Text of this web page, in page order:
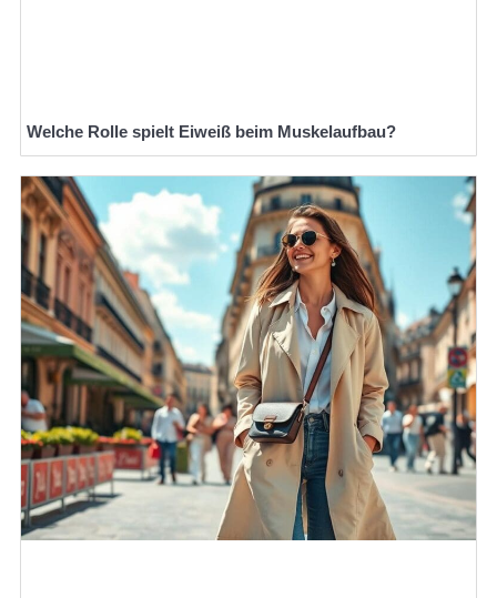
Welche Rolle spielt Eiweiß beim Muskelaufbau?